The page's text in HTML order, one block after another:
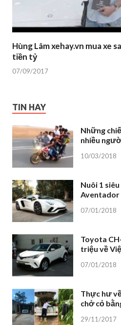
Hùng Lâm xehay.vn mua xe
tiền tỷ
07/09/2017
TIN HAY
Những
nhiều
10/03/2018
Nuôi 1
Aventador
07/01/2018
Toyota
triệu về
07/01/2018
Thực hư
chở cỏ
29/11/2017